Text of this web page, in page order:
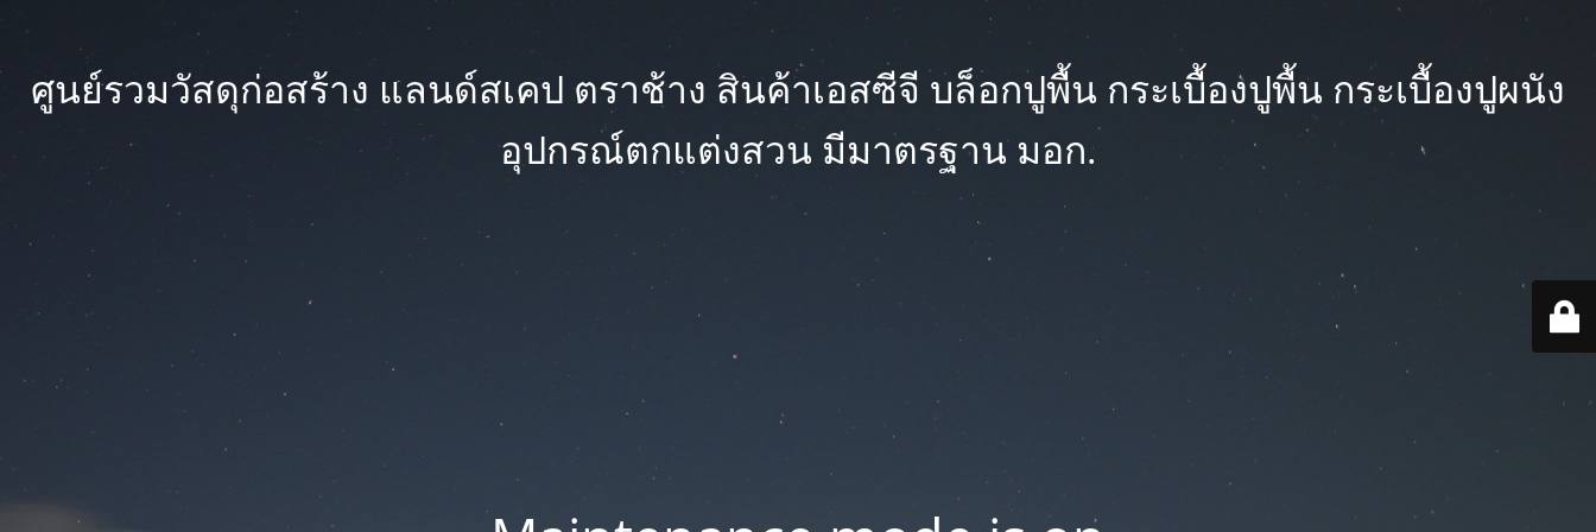
ศูนย์รวมวัสดุก่อสร้าง แลนด์สเคป ตราช้าง สินค้าเอสซีจี บล็อกปูพื้น กระเบื้องปูพื้น กระเบื้องปูผนัง
อุปกรณ์ตกแต่งสวน มีมาตรฐาน มอก.